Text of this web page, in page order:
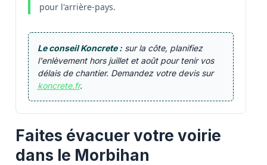
pour l'arrière-pays.
Le conseil Koncrete :sur la côte, planifiez
l'enlèvement hors juillet et août pour tenir vos
délais de chantier. Demandez votre devis sur
koncrete.fr.
Faites évacuer votre voirie
dans le Morbihan